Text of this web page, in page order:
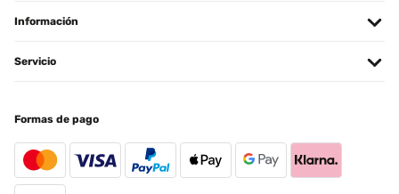
Información
Servicio
Formas de pago